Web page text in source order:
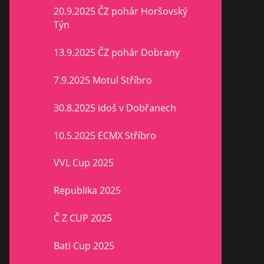
20.9.2025 ČZ pohár Horšovský
Týn
13.9.2025 ČZ pohár Dobrany
7.9.2025 Motul Stříbro
30.8.2025 idoš v Dobřanech
10.5.2025 ECMX Stříbro
VVL Cup 2025
Republika 2025
Č Z CUP 2025
Bati Cup 2025